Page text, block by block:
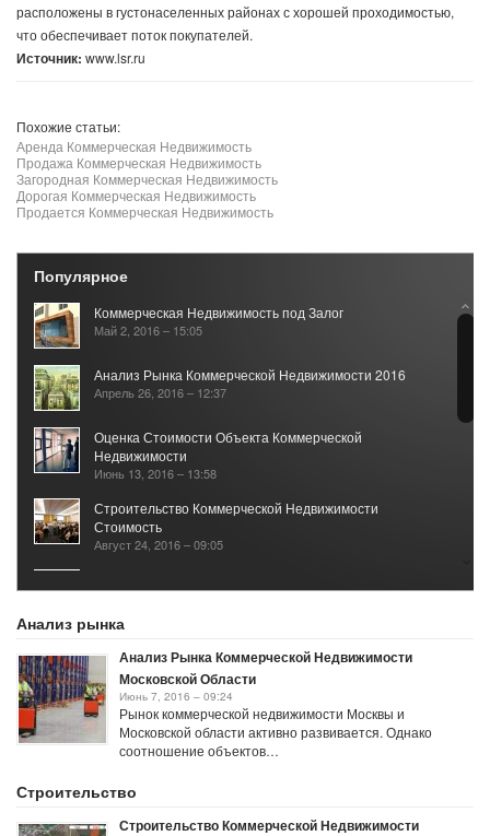
расположены в густонаселенных районах с хорошей проходимостью,
что обеспечивает поток покупателей.
Источник: www.lsr.ru
Похожие статьи:
Аренда Коммерческая Недвижимость
Продажа Коммерческая Недвижимость
Загородная Коммерческая Недвижимость
Дорогая Коммерческая Недвижимость
Продается Коммерческая Недвижимость
Популярное
Коммерческая Недвижимость под Залог
Май 2, 2016 – 15:05
Анализ Рынка Коммерческой Недвижимости 2016
Апрель 26, 2016 – 12:37
Оценка Стоимости Объекта Коммерческой
Недвижимости
Июнь 13, 2016 – 13:58
Строительство Коммерческой Недвижимости
Стоимость
Август 24, 2016 – 09:05
Кадастровой Стоимости
Анализ рынка
Анализ Рынка Коммерческой Недвижимости
Московской Области
Июнь 7, 2016 – 09:24
Рынок коммерческой недвижимости Москвы и
Московской области активно развивается. Однако
соотношение объектов…
Строительство
Строительство Коммерческой Недвижимости